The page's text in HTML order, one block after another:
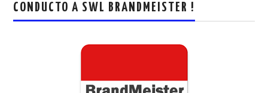
CONDUCTO A SWL BRANDMEISTER !